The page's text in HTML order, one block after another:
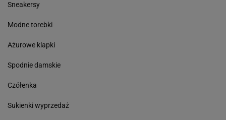
Sneakersy
Modne torebki
Ażurowe klapki
Spodnie damskie
Czółenka
Sukienki wyprzedaż